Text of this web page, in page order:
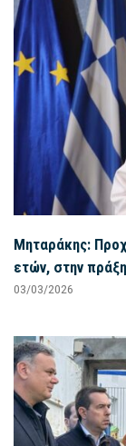
Μηταράκης:
ετών, στην πράξη
03/03/2026